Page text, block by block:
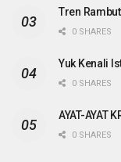
Tren
0 SHARES
Yuk Kenali
0 SHARES
AYAT-AYAT
0 SHARES